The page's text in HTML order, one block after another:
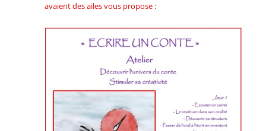
avaient des ailes vous propose :